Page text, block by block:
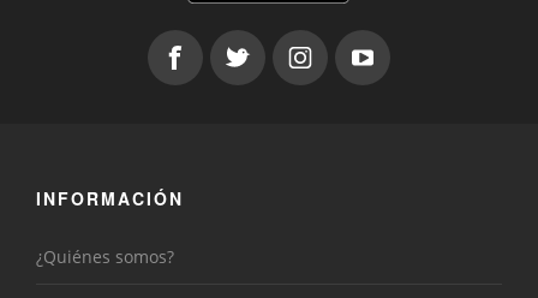
INFORMACIÓN
¿Quiénes somos?